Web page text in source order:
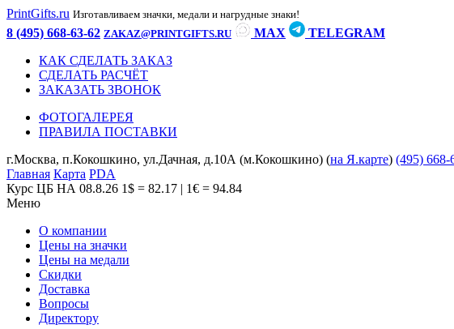
PrintGifts.ru Изготавливаем значки, медали и нагрудные знаки!
8 (495) 668-63-62 ZAKAZ@PRINTGIFTS.RU MAX
TELEGRAM
КАК СДЕЛАТЬ ЗАКАЗ
СДЕЛАТЬ РАСЧЁТ
ЗАКАЗАТЬ ЗВОНОК
ФОТОГАЛЕРЕЯ
ПРАВИЛА ПОСТАВКИ
г.Москва, п.Кокошкино, ул.Дачная, д.10А (м.Кокошкино) (на Я.карте) (495) 668-
Главная Карта PDA
Курс ЦБ НА 08.8.26 1$ = 82.17 | 1€ = 94.84
Меню
О компании
Цены на значки
Цены на медали
Скидки
Доставка
Вопросы
Директору